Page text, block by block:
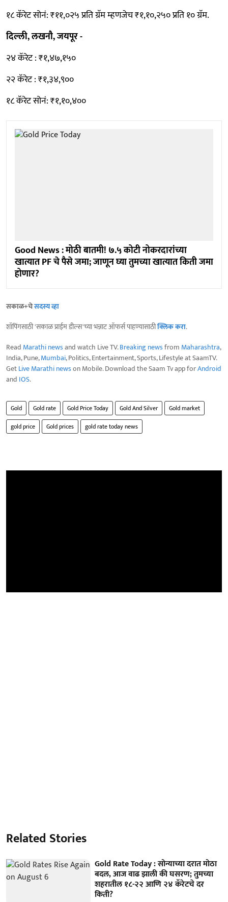
१८ कॅरेट सोनं: ₹११,०२५ प्रति ग्रॅम म्हणजेच ₹१,१०,२५० प्रति १० ग्रॅम.
दिल्ली, लखनौ, जयपूर -
२४ कॅरेट : ₹१,४७,१५०
२२ कॅरेट : ₹१,३४,९००
१८ कॅरेट सोनं: ₹१,१०,४००
Good News : मोठी बातमी! ७.५ कोटी नोकरदारांच्या
खात्यात PF चे पैसे जमा; जाणून घ्या तुमच्या खात्यात किती जमा
होणार?
सकाळ+चेसदस्य व्हा
शॉपिंगसाठी 'सकाळ प्राईम डील्स'च्या भन्नाट ऑफर्स पाहण्यासाठीक्लिक करा.
Read Marathi newsand watch Live TV.Breaking newsfrom Maharashtra,
India, Pune,Mumbai, Politics, Entertainment, Sports, Lifestyle at SaamTV.
GetLive Marathi newson Mobile. Download the Saam Tv app forAndroid
and IOS.
Gold Gold rate Gold Price Today Gold And Silver
Gold market
gold price
Gold prices gold rate today news
Related Stories
Gold Rate Today : सोन्याच्या दरात मोठा
बदल, आज वाढ झाली की घसरण; तुमच्या
शहरातील १८-२२ आणि २४ कॅरेटचे दर
किती?